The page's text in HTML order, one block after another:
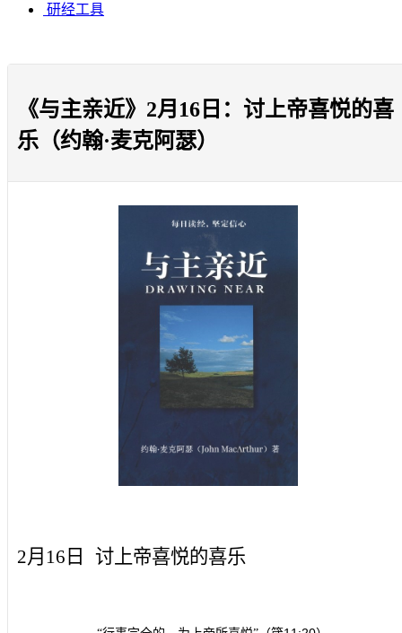
研经工具
《与主亲近》2月16日：讨上帝喜悦的喜
乐（约翰·麦克阿瑟）
2月16日 讨上帝喜悦的喜乐